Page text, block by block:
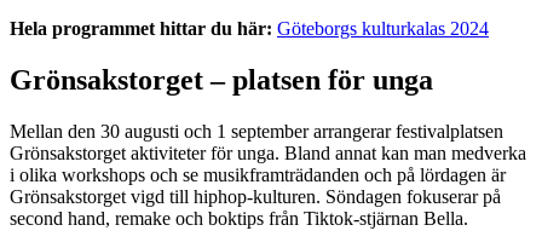
Hela programmet hittar du här: Göteborgs kulturkalas 2024
Grönsakstorget – platsen för unga
Mellan den 30 augusti och 1 september arrangerar festivalplatsen
Grönsakstorget aktiviteter för unga. Bland annat kan man medverka
i olika workshops och se musikframträdanden och på lördagen är
Grönsakstorget vigd till hiphop-kulturen. Söndagen fokuserar på
second hand, remake och boktips från Tiktok-stjärnan Bella.